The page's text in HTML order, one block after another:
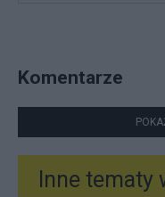
Komentarze
Inne tematy